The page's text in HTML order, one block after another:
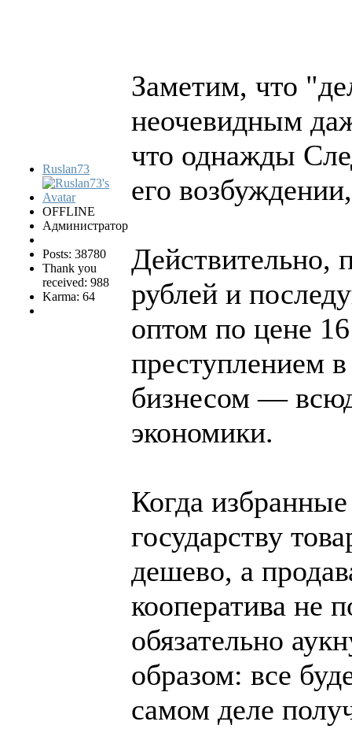
Ruslan73
OFFLINE
Администратор
Posts: 38780
Thank you
received: 988
Karma: 64
Заметим, что
неочевидным
что однажды
его
Действительно,
рублей и
оптом по цене
преступлением
бизнесом —
экономики.
Когда
государству
дешево, а
кооператива не
обязательно
образом: все
самом деле